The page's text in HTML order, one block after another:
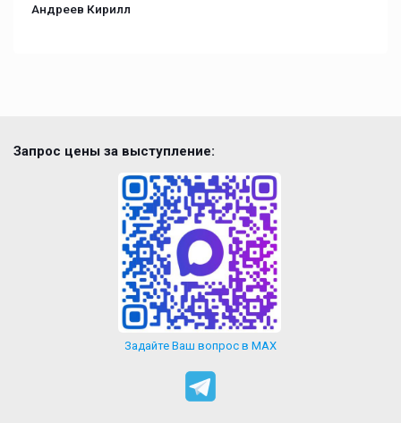
Андреев Кирилл
Запрос цены за выступление:
Задайте Ваш вопрос в MAX